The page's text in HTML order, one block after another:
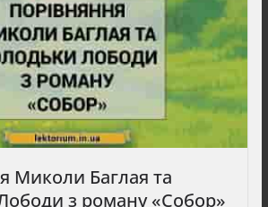
Миколи Баглая та
з роману «Собор»